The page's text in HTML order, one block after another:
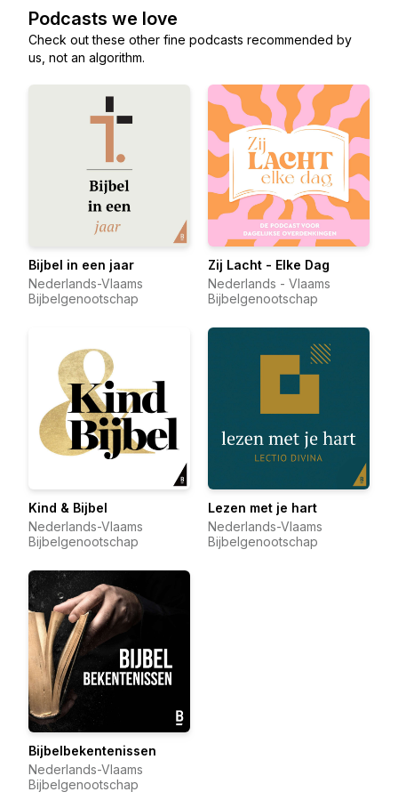
Podcasts we love
Check out these other fine podcasts recommended by
us, not an algorithm.
Bijbel in een jaar
Nederlands-Vlaams
Bijbelgenootschap
Zij Lacht - Elke Dag
Nederlands - Vlaams
Bijbelgenootschap
Kind & Bijbel
Nederlands-Vlaams
Bijbelgenootschap
Lezen met je hart
Nederlands-Vlaams
Bijbelgenootschap
Bijbelbekentenissen
Nederlands-Vlaams
Bijbelgenootschap